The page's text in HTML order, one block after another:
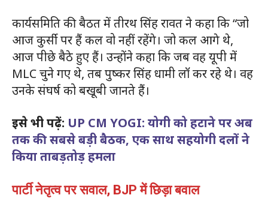
कार्यसमिति की बैठत में तीरथ सिंह रावत ने कहा कि “जो
आज कुर्सी पर हैं कल वो नहीं रहेंगे। जो कल आगे थे,
आज पीछे बैठे हुए हैं। उन्होंने कहा कि जब वह यूपी में
MLC चुने गए थे, तब पुष्कर सिंह धामी लॉ कर रहे थे। वह
उनके संघर्ष को बखूबी जानते हैं।
इसे भी पढ़ें: UP CM YOGI: योगी को हटाने पर अब
तक की सबसे बड़ी बैठक, एक साथ सहयोगी दलों ने
किया ताबड़तोड़ हमला
पार्टी नेतृत्व पर सवाल, BJP में छिड़ा बवाल